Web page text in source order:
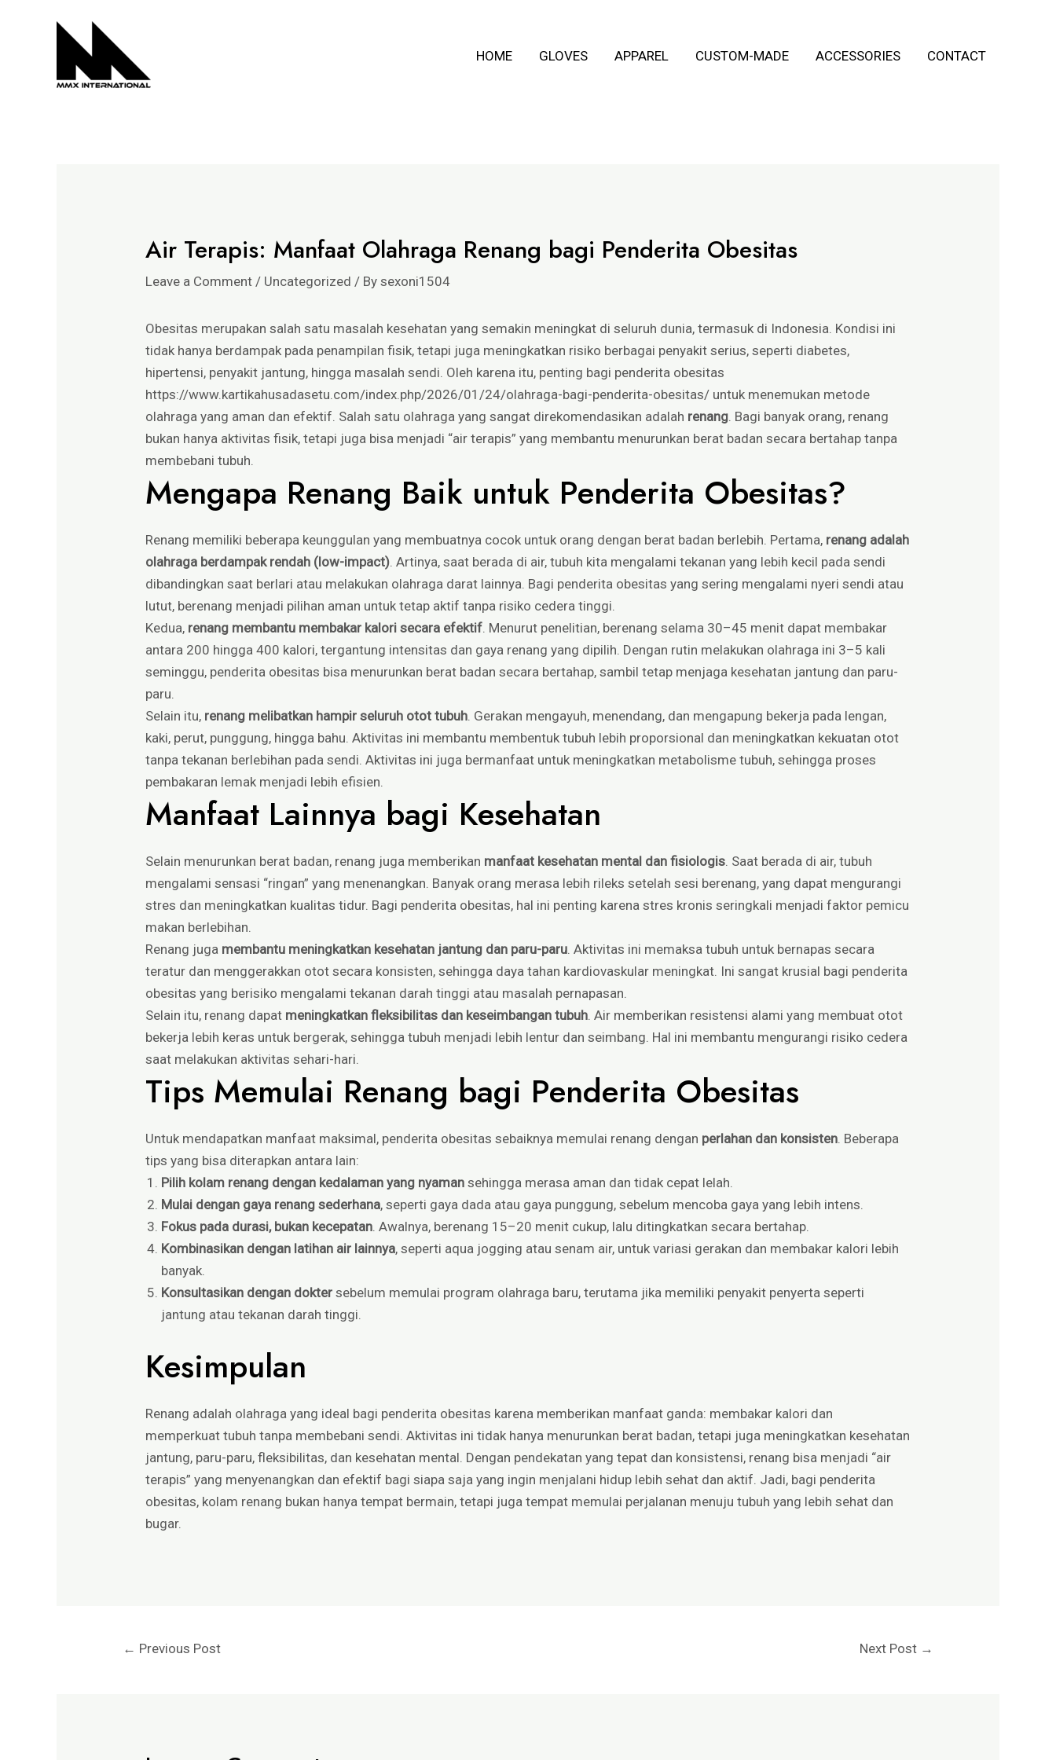
HOME GLOVES APPAREL CUSTOM-MADE ACCESSORIES CONTACT
Air Terapis: Manfaat Olahraga Renang bagi Penderita Obesitas
Leave a Comment / Uncategorized / Bysexoni1504
Obesitas merupakan salah satu masalah kesehatan yang semakin meningkat di seluruh dunia, termasuk di Indonesia. Kondisi ini
tidak hanya berdampak pada penampilan fisik, tetapi juga meningkatkan risiko berbagai penyakit serius, seperti diabetes,
hipertensi, penyakit jantung, hingga masalah sendi. Oleh karena itu, penting bagi penderita obesitas
https://www.kartikahusadasetu.com/index.php/2026/01/24/olahraga-bagi-penderita-obesitas/ untuk menemukan metode
olahraga yang aman dan efektif. Salah satu olahraga yang sangat direkomendasikan adalah renang . Bagi banyak orang, renang
bukan hanya aktivitas fisik, tetapi juga bisa menjadi “air terapis” yang membantu menurunkan berat badan secara bertahap tanpa
membebani tubuh.
Mengapa Renang Baik untuk Penderita Obesitas?
Renang memiliki beberapa keunggulan yang membuatnya cocok untuk orang dengan berat badan berlebih. Pertama, renang adalah
olahraga berdampak rendah (low-impact) . Artinya, saat berada di air, tubuh kita mengalami tekanan yang lebih kecil pada sendi
dibandingkan saat berlari atau melakukan olahraga darat lainnya. Bagi penderita obesitas yang sering mengalami nyeri sendi atau
lutut, berenang menjadi pilihan aman untuk tetap aktif tanpa risiko cedera tinggi.
Kedua, renang membantu membakar kalori secara efektif . Menurut penelitian, berenang selama 30–45 menit dapat membakar
antara 200 hingga 400 kalori, tergantung intensitas dan gaya renang yang dipilih. Dengan rutin melakukan olahraga ini 3–5 kali
seminggu, penderita obesitas bisa menurunkan berat badan secara bertahap, sambil tetap menjaga kesehatan jantung dan paru-
paru.
Selain itu, renang melibatkan hampir seluruh otot tubuh . Gerakan mengayuh, menendang, dan mengapung bekerja pada lengan,
kaki, perut, punggung, hingga bahu. Aktivitas ini membantu membentuk tubuh lebih proporsional dan meningkatkan kekuatan otot
tanpa tekanan berlebihan pada sendi. Aktivitas ini juga bermanfaat untuk meningkatkan metabolisme tubuh, sehingga proses
pembakaran lemak menjadi lebih efisien.
Manfaat Lainnya bagi Kesehatan
Selain menurunkan berat badan, renang juga memberikan manfaat kesehatan mental dan fisiologis . Saat berada di air, tubuh
mengalami sensasi “ringan” yang menenangkan. Banyak orang merasa lebih rileks setelah sesi berenang, yang dapat mengurangi
stres dan meningkatkan kualitas tidur. Bagi penderita obesitas, hal ini penting karena stres kronis seringkali menjadi faktor pemicu
makan berlebihan.
Renang juga membantu meningkatkan kesehatan jantung dan paru-paru . Aktivitas ini memaksa tubuh untuk bernapas secara
teratur dan menggerakkan otot secara konsisten, sehingga daya tahan kardiovaskular meningkat. Ini sangat krusial bagi penderita
obesitas yang berisiko mengalami tekanan darah tinggi atau masalah pernapasan.
Selain itu, renang dapat meningkatkan fleksibilitas dan keseimbangan tubuh . Air memberikan resistensi alami yang membuat otot
bekerja lebih keras untuk bergerak, sehingga tubuh menjadi lebih lentur dan seimbang. Hal ini membantu mengurangi risiko cedera
saat melakukan aktivitas sehari-hari.
Tips Memulai Renang bagi Penderita Obesitas
Untuk mendapatkan manfaat maksimal, penderita obesitas sebaiknya memulai renang dengan perlahan dan konsisten . Beberapa
tips yang bisa diterapkan antara lain:
Pilih kolam renang dengan kedalaman yang nyaman sehingga merasa aman dan tidak cepat lelah.
Mulai dengan gaya renang sederhana, seperti gaya dada atau gaya punggung, sebelum mencoba gaya yang lebih intens.
Fokus pada durasi, bukan kecepatan . Awalnya, berenang 15–20 menit cukup, lalu ditingkatkan secara bertahap.
Kombinasikan dengan latihan air lainnya, seperti aqua jogging atau senam air, untuk variasi gerakan dan membakar kalori lebih
banyak.
Konsultasikan dengan dokter sebelum memulai program olahraga baru, terutama jika memiliki penyakit penyerta seperti
jantung atau tekanan darah tinggi.
Kesimpulan
Renang adalah olahraga yang ideal bagi penderita obesitas karena memberikan manfaat ganda: membakar kalori dan
memperkuat tubuh tanpa membebani sendi. Aktivitas ini tidak hanya menurunkan berat badan, tetapi juga meningkatkan kesehatan
jantung, paru-paru, fleksibilitas, dan kesehatan mental. Dengan pendekatan yang tepat dan konsistensi, renang bisa menjadi “air
terapis” yang menyenangkan dan efektif bagi siapa saja yang ingin menjalani hidup lebih sehat dan aktif. Jadi, bagi penderita
obesitas, kolam renang bukan hanya tempat bermain, tetapi juga tempat memulai perjalanan menuju tubuh yang lebih sehat dan
bugar.
navigation
← Previous Post Next Post →